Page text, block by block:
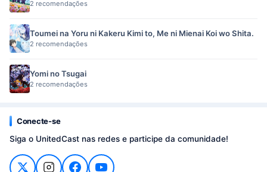
2 recomendações
Toumei na Yoru ni Kakeru Kimi to, Me ni Mienai Koi wo Shita.
2 recomendações
Yomi no Tsugai
2 recomendações
Conecte-se
Siga o UnitedCast nas redes e participe da comunidade!